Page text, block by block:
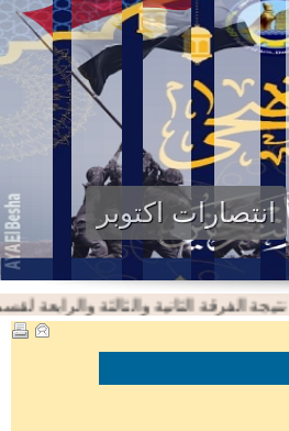
انتصارات اكتوبر
الفرقة الثانية والثالثة والرابعة لقسم